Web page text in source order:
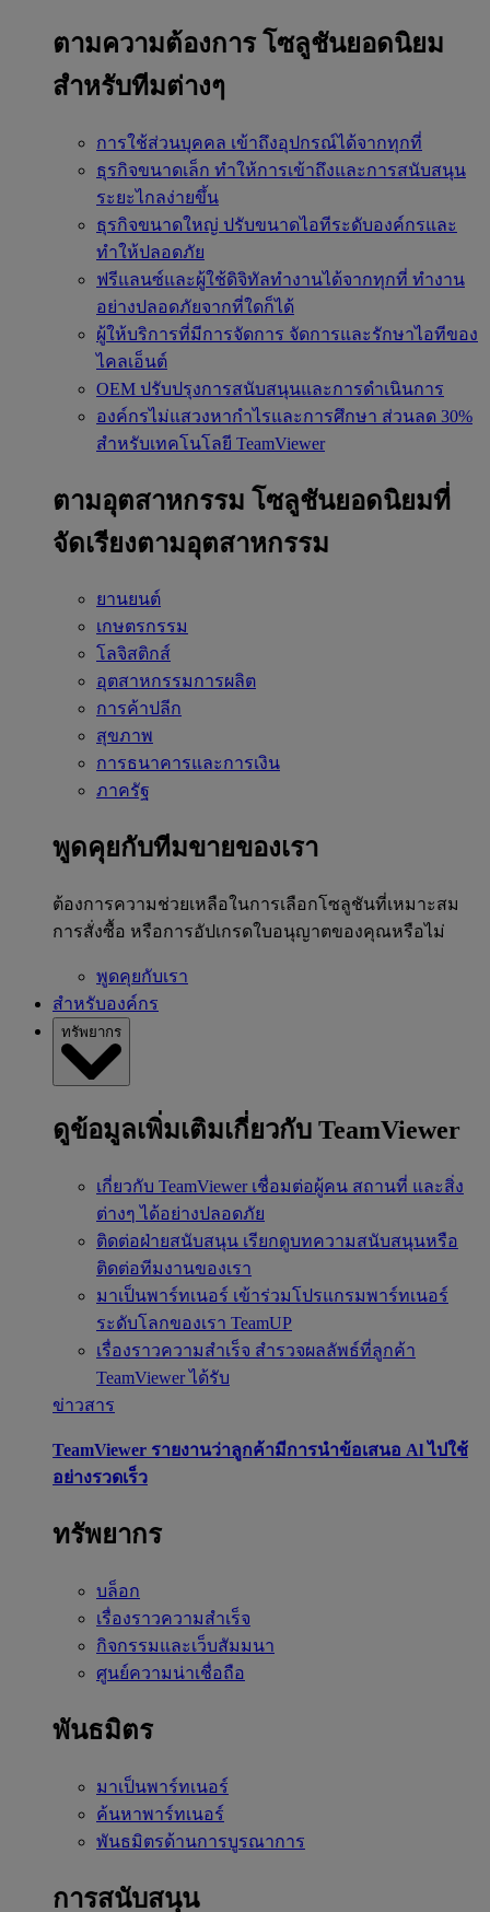
ตามความต้องการ โซลูชันยอดนิยม
สำหรับทีมต่างๆ
การใช้ส่วนบุคคล เข้าถึงอุปกรณ์ได้จากทุกที่
ธุรกิจขนาดเล็ก ทำให้การเข้าถึงและการสนับสนุน
ระยะไกลง่ายขึ้น
ธุรกิจขนาดใหญ่ ปรับขนาดไอทีระดับองค์กรและ
ทำให้ปลอดภัย
ฟรีแลนซ์และผู้ใช้ดิจิทัลทำงานได้จากทุกที่ ทำงาน
อย่างปลอดภัยจากที่ใดก็ได้
ผู้ให้บริการที่มีการจัดการ จัดการและรักษาไอทีของ
ไคลเอ็นต์
OEM ปรับปรุงการสนับสนุนและการดำเนินการ
องค์กรไม่แสวงหากำไรและการศึกษา ส่วนลด 30%
สำหรับเทคโนโลยี TeamViewer
ตามอุตสาหกรรม โซลูชันยอดนิยมที่
จัดเรียงตามอุตสาหกรรม
ยานยนต์
เกษตรกรรม
โลจิสติกส์
อุตสาหกรรมการผลิต
การค้าปลีก
สุขภาพ
การธนาคารและการเงิน
ภาครัฐ
พูดคุยกับทีมขายของเรา
ต้องการความช่วยเหลือในการเลือกโซลูชันที่เหมาะสม
การสั่งซื้อ หรือการอัปเกรดใบอนุญาตของคุณหรือไม่
พูดคุยกับเรา
สำหรับองค์กร
ทรัพยากร
ดูข้อมูลเพิ่มเติมเกี่ยวกับ TeamViewer
เกี่ยวกับ TeamViewer เชื่อมต่อผู้คน สถานที่ และสิ่ง
ต่างๆ ได้อย่างปลอดภัย
ติดต่อฝ่ายสนับสนุน เรียกดูบทความสนับสนุนหรือ
ติดต่อทีมงานของเรา
มาเป็นพาร์ทเนอร์ เข้าร่วมโปรแกรมพาร์ทเนอร์
ระดับโลกของเรา TeamUP
เรื่องราวความสำเร็จ สำรวจผลลัพธ์ที่ลูกค้า
TeamViewer ได้รับ
ข่าวสาร
TeamViewer รายงานว่าลูกค้ามีการนำข้อเสนอ Al ไปใช้
อย่างรวดเร็ว
ทรัพยากร
บล็อก
เรื่องราวความสำเร็จ
กิจกรรมและเว็บสัมมนา
ศูนย์ความน่าเชื่อถือ
พันธมิตร
มาเป็นพาร์ทเนอร์
ค้นหาพาร์ทเนอร์
พันธมิตรด้านการบูรณาการ
การสนับสนุน